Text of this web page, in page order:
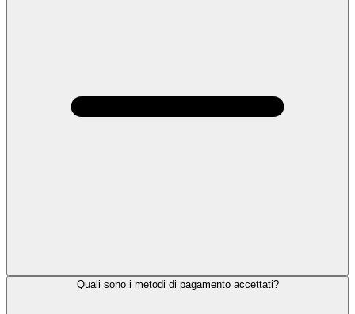
Quali sono i metodi di pagamento accettati?